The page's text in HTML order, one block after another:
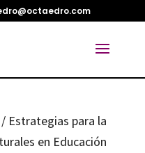
/ Estrategias para la
en Educación